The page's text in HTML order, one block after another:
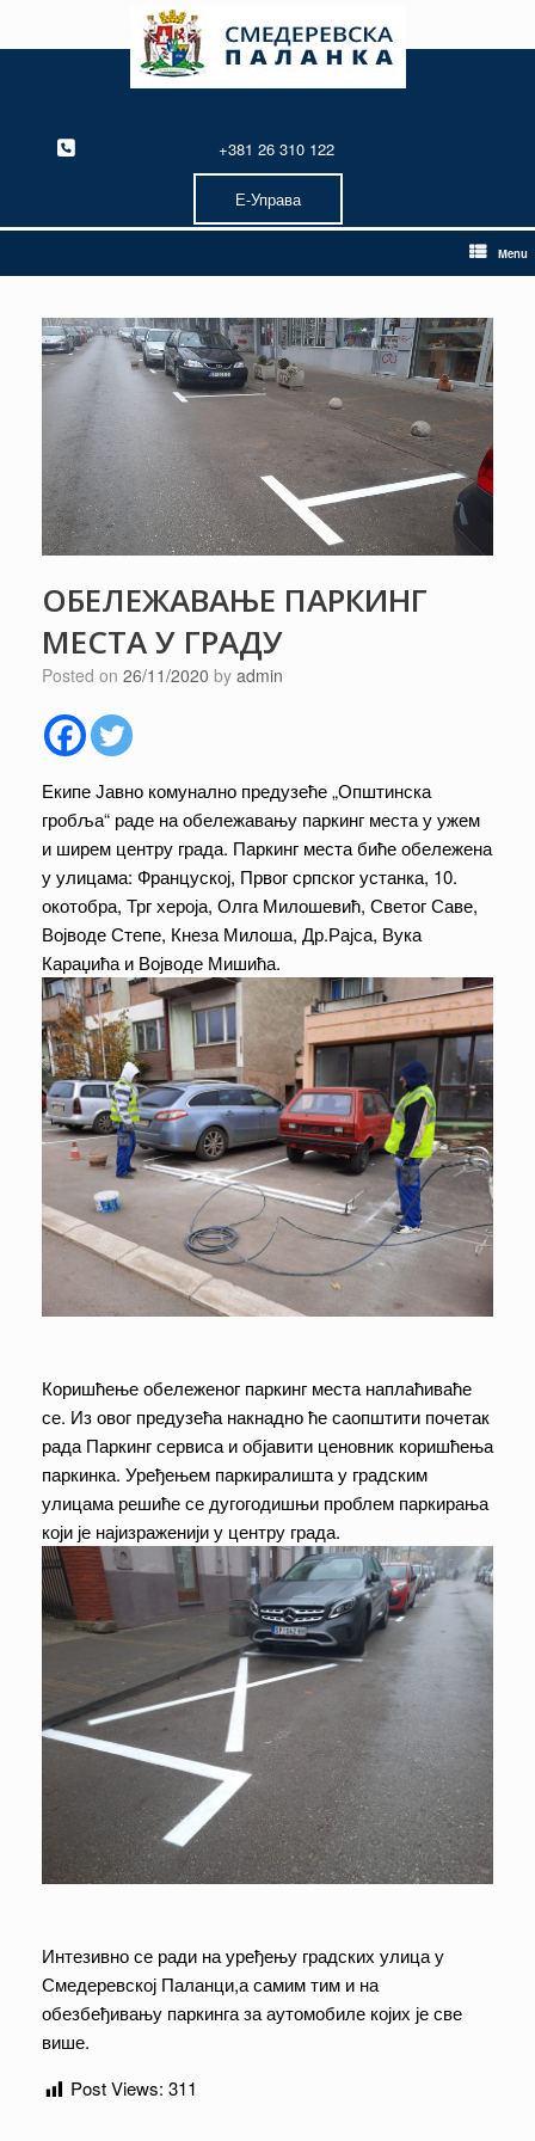
content
+381 26 310 122
Е-Управа
Menu
ОБЕЛЕЖАВАЊЕ ПАРКИНГ
МЕСТА У ГРАДУ
Posted on 26/11/2020 by admin
Екипе Јавно комунално предузеће „Општинска
гробља“ раде на обележавању паркинг места у ужем
и ширем центру града. Паркинг места биће обележена
у улицама: Француској, Првог српског устанка, 10.
окотобра, Трг хероја, Олга Милошевић, Светог Саве,
Војводе Степе, Кнеза Милоша, Др.Рајса, Вука
Караџића и Војводе Мишића.
Коришћење обележеног паркинг места наплаћиваће
се. Из овог предузећа накнадно ће саопштити почетак
рада Паркинг сервиса и објавити ценовник коришћења
паркинка. Уређењем паркиралишта у градским
улицама решиће се дугогодишњи проблем паркирања
који је најизраженији у центру града.
Интезивно се ради на уређењу градских улица у
Смедеревској Паланци,а самим тим и на
обезбеђивању паркинга за аутомобиле којих је све
више.
Post Views: 311